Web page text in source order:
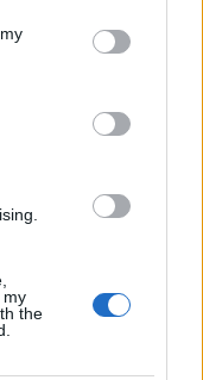
my
the
nem hiszünk a
kérnek?
laza